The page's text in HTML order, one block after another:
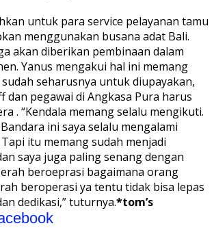
untuk para service pelayanan tamu
menggunakan busana adat Bali.
akan diberikan pembinaan dalam
Yanus mengakui hal ini memang
seharusnya untuk diupayakan,
dan pegawai di Angkasa Pura harus
. “Kendala memang selalu mengikuti.
ini saya selalu mengalami
itu memang sudah menjadi
saya juga paling senang dengan
beroeprasi bagaimana orang
beroperasi ya tentu tidak bisa lepas
dedikasi,” tuturnya.*tom’s